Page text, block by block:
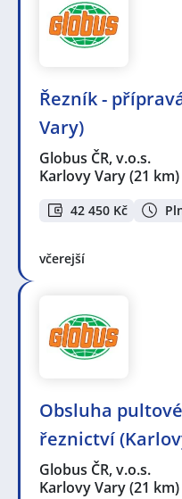
Řezník -
Vary)
Globus ČR, v.o.s.
Karlovy Vary(21 km)
42 450 Kč
včerejší
Obsluha
řeznictví
Globus ČR, v.o.s.
Karlovy Vary(21 km)